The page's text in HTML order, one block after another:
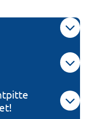
e
n